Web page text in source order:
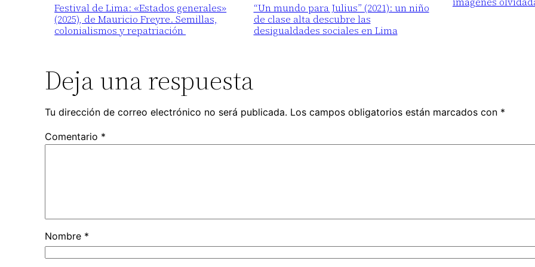
Festival de Lima: «Estados generales»
(2025), de Mauricio Freyre. Semillas,
colonialismos y repatriación
“Un mundo para Julius” (2021): un niño
de clase alta descubre las
desigualdades sociales en Lima
Deja una respuesta
Tu dirección de correo electrónico no será publicada. Los campos obligatorios están marcados con *
Comentario *
Nombre *